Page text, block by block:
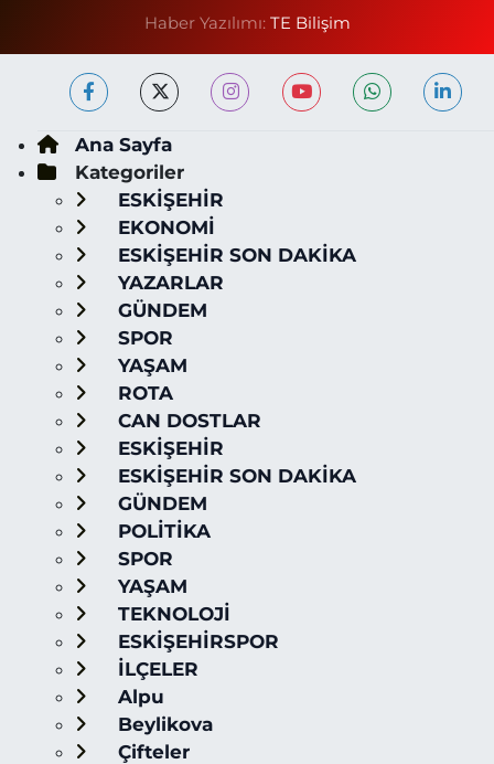
Haber Yazılımı: TE Bilişim
Ana Sayfa
Kategoriler
ESKİŞEHİR
EKONOMİ
ESKİŞEHİR SON DAKİKA
YAZARLAR
GÜNDEM
SPOR
YAŞAM
ROTA
CAN DOSTLAR
ESKİŞEHİR
ESKİŞEHİR SON DAKİKA
GÜNDEM
POLİTİKA
SPOR
YAŞAM
TEKNOLOJİ
ESKİŞEHİRSPOR
İLÇELER
Alpu
Beylikova
Çifteler